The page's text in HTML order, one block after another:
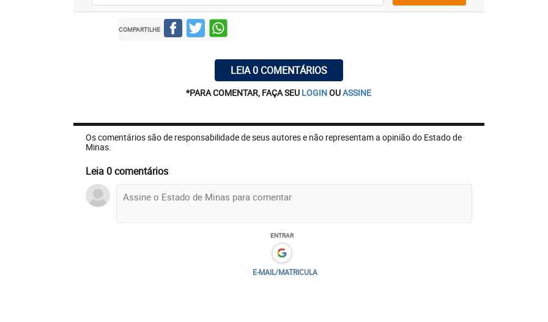
COMPARTILHE
LEIA 0 COMENTÁRIOS
*PARA COMENTAR, FAÇA SEU LOGINOUASSINE
Os comentários são de responsabilidade de seus autores e não representam a opinião do Estado de
Minas.
Leia 0 comentários
ENTRAR
E-MAIL/MATRICULA